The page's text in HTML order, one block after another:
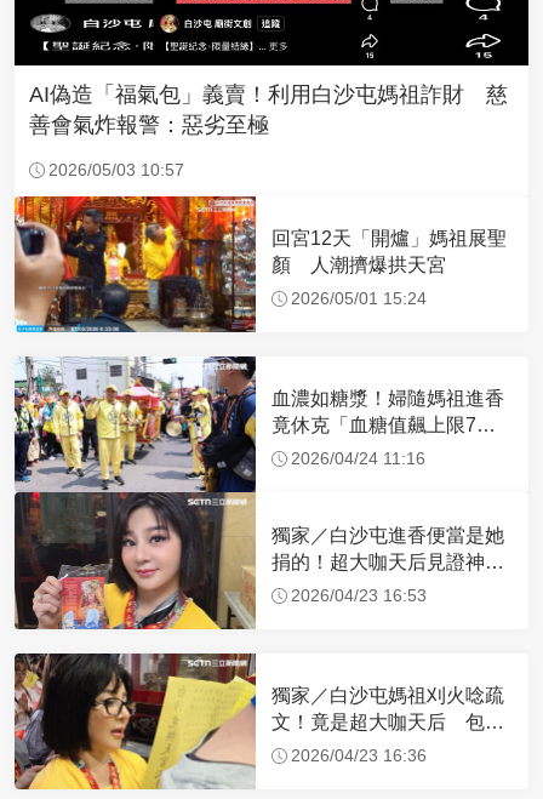
AI偽造「福氣包」義賣！利用白沙屯媽祖詐財 慈
善會氣炸報警：惡劣至極
2026/05/03 10:57
回宮12天「開爐」媽祖展聖
顏 人潮擠爆拱天宮
2026/05/01 15:24
血濃如糖漿！婦隨媽祖進香
竟休克「血糖值飆上限7
倍」 醫曝原因
2026/04/24 11:16
獨家／白沙屯進香便當是她
捐的！超大咖天后見證神
蹟 一靠近媽祖就爆哭
2026/04/23 16:53
獨家／白沙屯媽祖刈火唸疏
文！竟是超大咖天后 包尿
布忍尿5小時不喊累
2026/04/23 16:36